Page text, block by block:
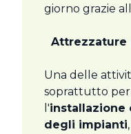
giorno grazie
Attrezzature
Una delle
soprattutto per
l'installazione
degli impianti